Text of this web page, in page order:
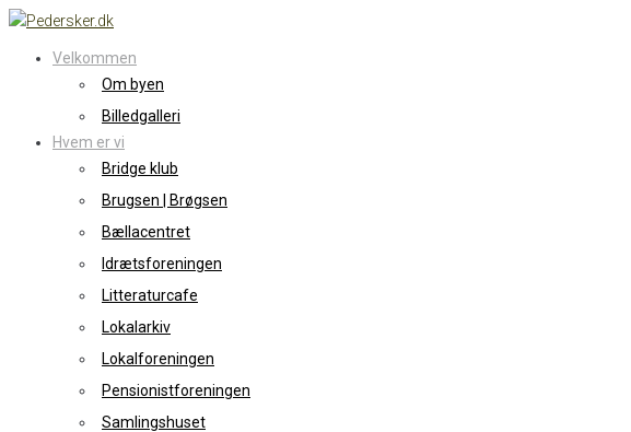
Skip
content
Velkommen
Om byen
Billedgalleri
Hvem er vi
Bridge klub
Brugsen | Brøgsen
Bællacentret
Idrætsforeningen
Litteraturcafe
Lokalarkiv
Lokalforeningen
Pensionistforeningen
Samlingshuset